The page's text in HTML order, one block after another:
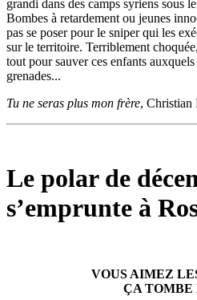
grandi dans des camps syriens sous
Bombes à retardement ou jeunes
pas se poser pour le sniper qui les
sur le territoire. Terriblement
tout pour sauver ces enfants
grenades...
Tu ne seras plus mon frère, Christian
Le polar de
s’emprunte à
VOUS AIMEZ
ÇA TOMBE